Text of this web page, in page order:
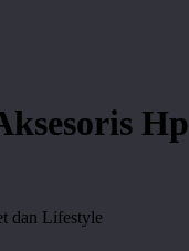
dan Lifestyle